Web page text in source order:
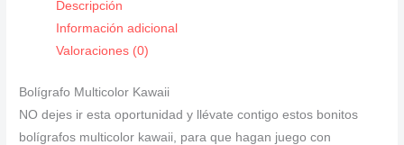
Descripción
Información adicional
Valoraciones (0)
Bolígrafo Multicolor Kawaii
NO dejes ir esta oportunidad y llévate contigo estos bonitos
bolígrafos multicolor kawaii, para que hagan juego con